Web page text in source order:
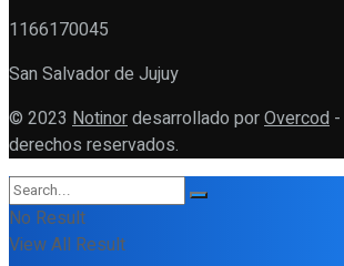
1166170045
San Salvador de Jujuy
© 2023 Notinordesarrollado porOvercod
derechos reservados.
No Result
View All Result